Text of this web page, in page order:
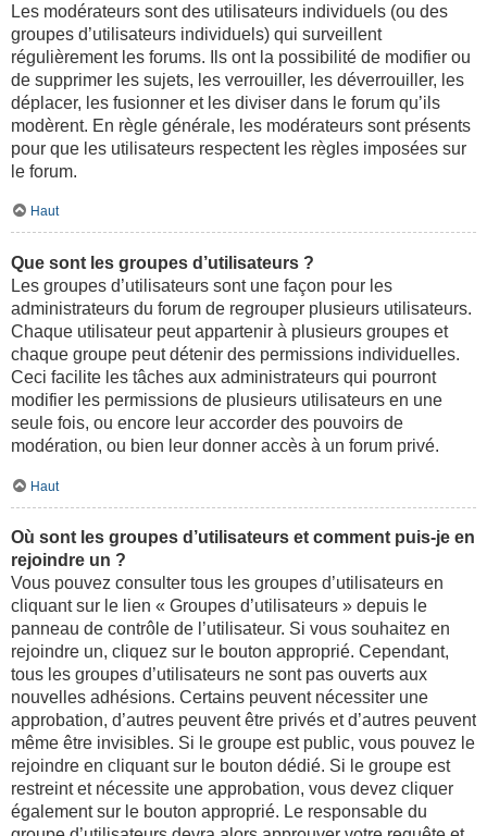
Les modérateurs sont des utilisateurs individuels (ou des
groupes d’utilisateurs individuels) qui surveillent
régulièrement les forums. Ils ont la possibilité de modifier ou
de supprimer les sujets, les verrouiller, les déverrouiller, les
déplacer, les fusionner et les diviser dans le forum qu’ils
modèrent. En règle générale, les modérateurs sont présents
pour que les utilisateurs respectent les règles imposées sur
le forum.
Haut
Que sont les groupes d’utilisateurs ?
Les groupes d’utilisateurs sont une façon pour les
administrateurs du forum de regrouper plusieurs utilisateurs.
Chaque utilisateur peut appartenir à plusieurs groupes et
chaque groupe peut détenir des permissions individuelles.
Ceci facilite les tâches aux administrateurs qui pourront
modifier les permissions de plusieurs utilisateurs en une
seule fois, ou encore leur accorder des pouvoirs de
modération, ou bien leur donner accès à un forum privé.
Haut
Où sont les groupes d’utilisateurs et comment puis-je en
rejoindre un ?
Vous pouvez consulter tous les groupes d’utilisateurs en
cliquant sur le lien « Groupes d’utilisateurs » depuis le
panneau de contrôle de l’utilisateur. Si vous souhaitez en
rejoindre un, cliquez sur le bouton approprié. Cependant,
tous les groupes d’utilisateurs ne sont pas ouverts aux
nouvelles adhésions. Certains peuvent nécessiter une
approbation, d’autres peuvent être privés et d’autres peuvent
même être invisibles. Si le groupe est public, vous pouvez le
rejoindre en cliquant sur le bouton dédié. Si le groupe est
restreint et nécessite une approbation, vous devez cliquer
également sur le bouton approprié. Le responsable du